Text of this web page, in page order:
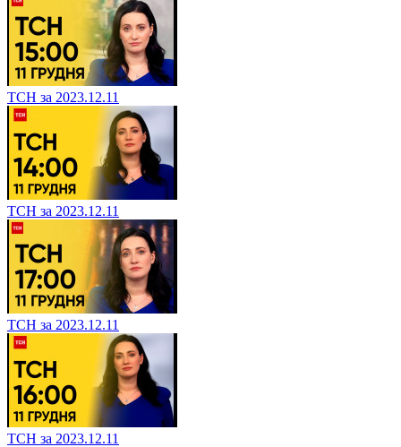
ТСН за 2023.12.11
ТСН за 2023.12.11
ТСН за 2023.12.11
ТСН за 2023.12.11